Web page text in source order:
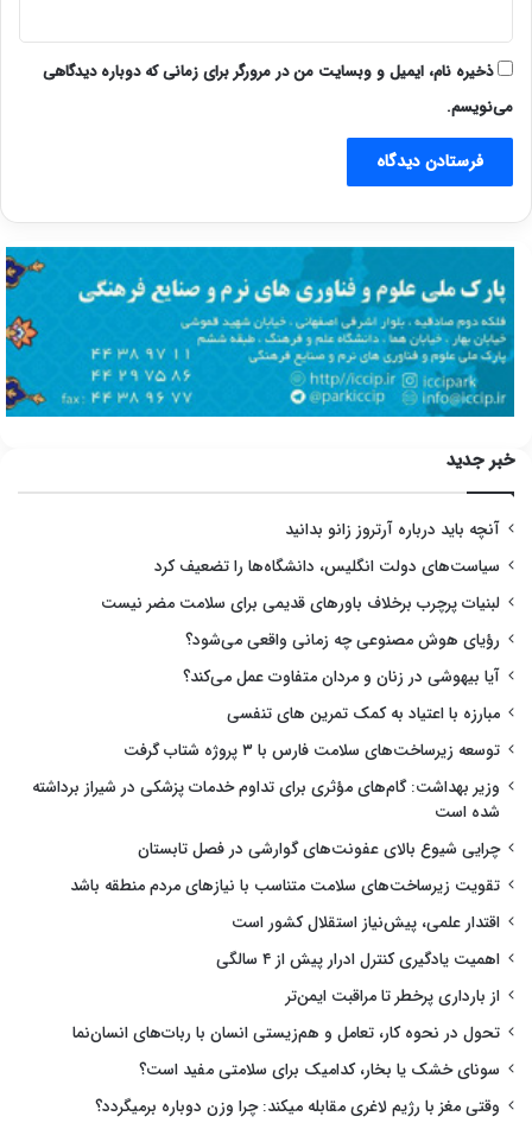
ذخیره نام، ایمیل و وبسایت من در مرورگر برای زمانی که دوباره دیدگاهی
می‌نویسم.
خبر جدید
آنچه باید درباره آرتروز زانو بدانید
سیاست‌های دولت انگلیس، دانشگاه‌ها را تضعیف کرد
لبنیات پرچرب برخلاف باورهای قدیمی برای سلامت مضر نیست
رؤیای هوش مصنوعی چه زمانی واقعی می‌شود؟
آیا بیهوشی در زنان و مردان متفاوت عمل می‌کند؟
مبارزه با اعتیاد به کمک تمرین های تنفسی
توسعه زیرساخت‌های سلامت فارس با ۳ پروژه شتاب گرفت
وزیر بهداشت: گام‌های مؤثری برای تداوم خدمات پزشکی در شیراز برداشته
شده است
چرایی شیوع بالای عفونت‌های گوارشی در فصل تابستان
تقویت زیرساخت‌های سلامت متناسب با نیازهای مردم منطقه باشد
اقتدار علمی، پیش‌نیاز استقلال کشور است
اهمیت یادگیری کنترل ادرار پیش از ۴ سالگی
از بارداری پرخطر تا مراقبت ایمن‌تر
تحول در نحوه کار، تعامل و هم‌زیستی انسان با ربات‌های انسان‌نما
سونای خشک یا بخار، کدامیک برای سلامتی مفید است؟
وقتی مغز با رژیم لاغری مقابله میکند: چرا وزن دوباره برمیگردد؟